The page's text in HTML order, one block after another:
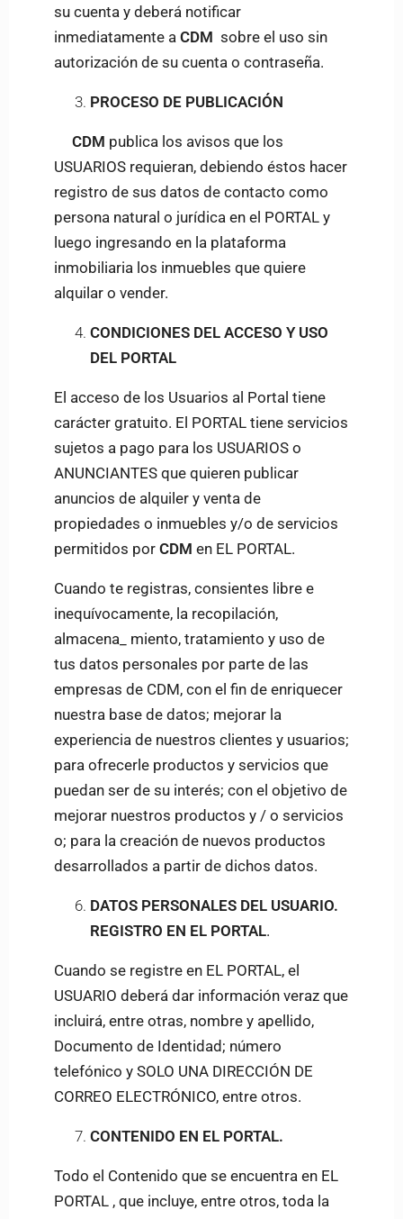
su cuenta y deberá notificar
inmediatamente a CDM sobre el uso sin
autorización de su cuenta o contraseña.
PROCESO DE PUBLICACIÓN
CDM publica los avisos que los
USUARIOS requieran, debiendo éstos hacer
registro de sus datos de contacto como
persona natural o jurídica en el PORTAL y
luego ingresando en la plataforma
inmobiliaria los inmuebles que quiere
alquilar o vender.
CONDICIONES DEL ACCESO Y USO
DEL PORTAL
El acceso de los Usuarios al Portal tiene
carácter gratuito. El PORTAL tiene servicios
sujetos a pago para los USUARIOS o
ANUNCIANTES que quieren publicar
anuncios de alquiler y venta de
propiedades o inmuebles y/o de servicios
permitidos por CDM en EL PORTAL.
Cuando te registras, consientes libre e
inequívocamente, la recopilación,
almacena_ miento, tratamiento y uso de
tus datos personales por parte de las
empresas de CDM, con el fin de enriquecer
nuestra base de datos; mejorar la
experiencia de nuestros clientes y usuarios;
para ofrecerle productos y servicios que
puedan ser de su interés; con el objetivo de
mejorar nuestros productos y / o servicios
o; para la creación de nuevos productos
desarrollados a partir de dichos datos.
DATOS PERSONALES DEL USUARIO.
REGISTRO EN EL PORTAL.
Cuando se registre en EL PORTAL, el
USUARIO deberá dar información veraz que
incluirá, entre otras, nombre y apellido,
Documento de Identidad; número
telefónico y SOLO UNA DIRECCIÓN DE
CORREO ELECTRÓNICO, entre otros.
CONTENIDO EN EL PORTAL.
Todo el Contenido que se encuentra en EL
PORTAL , que incluye, entre otros, toda la